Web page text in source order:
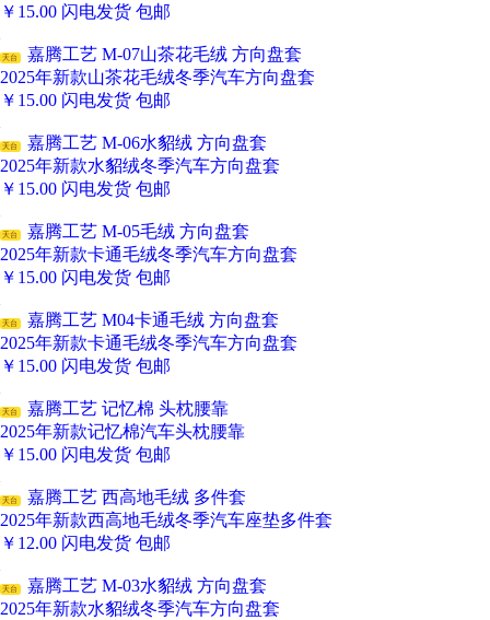
￥ 15.00 闪电发货 包邮
天台
嘉腾工艺 M-07山茶花毛绒 方向盘套
2025年新款山茶花毛绒冬季汽车方向盘套
￥ 15.00 闪电发货 包邮
天台
嘉腾工艺 M-06水貂绒 方向盘套
2025年新款水貂绒冬季汽车方向盘套
￥ 15.00 闪电发货 包邮
天台
嘉腾工艺 M-05毛绒 方向盘套
2025年新款卡通毛绒冬季汽车方向盘套
￥ 15.00 闪电发货 包邮
天台
嘉腾工艺 M04卡通毛绒 方向盘套
2025年新款卡通毛绒冬季汽车方向盘套
￥ 15.00 闪电发货 包邮
天台
嘉腾工艺 记忆棉 头枕腰靠
2025年新款记忆棉汽车头枕腰靠
￥ 15.00 闪电发货 包邮
天台
嘉腾工艺 西高地毛绒 多件套
2025年新款西高地毛绒冬季汽车座垫多件套
￥ 12.00 闪电发货 包邮
天台
嘉腾工艺 M-03水貂绒 方向盘套
2025年新款水貂绒冬季汽车方向盘套